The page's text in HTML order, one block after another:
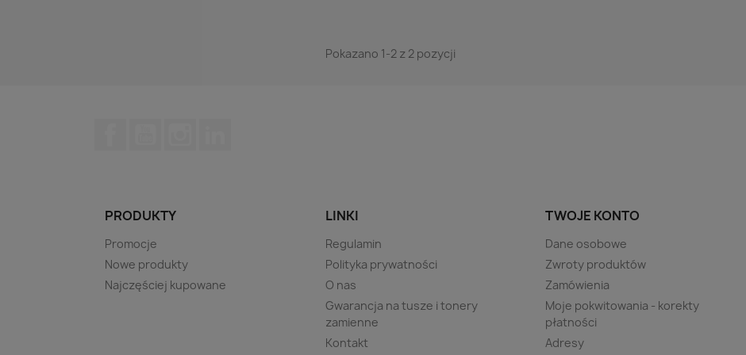
Pokazano 1-2 z 2 pozycji
PRODUKTY
Promocje
Nowe produkty
Najczęściej kupowane
LINKI
Regulamin
Polityka prywatności
O nas
Gwarancja na tusze i tonery
zamienne
Kontakt
TWOJE KONTO
Dane osobowe
Zwroty produktów
Zamówienia
Moje pokwitowania - korekty
płatności
Adresy